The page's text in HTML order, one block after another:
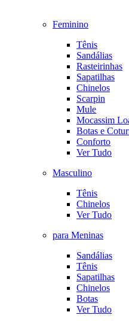
Feminino
Tênis
Sandálias
Rasteirinhas
Sapatilhas
Chinelos
Scarpin
Mule
Mocassim
Botas e
Conforto
Ver Tudo
Masculino
Tênis
Chinelos
Ver Tudo
para Meninas
Sandálias
Tênis
Sapatilhas
Chinelos
Botas
Ver Tudo